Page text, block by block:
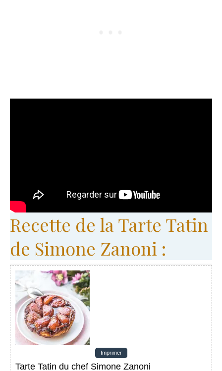
Recette de la Tarte Tatin
de Simone Zanoni :
Imprimer
Tarte Tatin du chef Simone Zanoni